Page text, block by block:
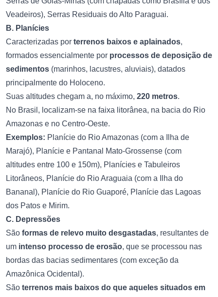
Veadeiros), Serras Residuais do Alto Paraguai.
B. Planícies
Caracterizadas por terrenos baixos e aplainados,
formados essencialmente por processos de deposição de
sedimentos (marinhos, lacustres, aluviais), datados
principalmente do Holoceno.
Suas altitudes chegam a, no máximo, 220 metros.
No Brasil, localizam-se na faixa litorânea, na bacia do Rio
Amazonas e no Centro-Oeste.
Exemplos: Planície do Rio Amazonas (com a Ilha de
Marajó), Planície e Pantanal Mato-Grossense (com
altitudes entre 100 e 150m), Planícies e Tabuleiros
Litorâneos, Planície do Rio Araguaia (com a Ilha do
Bananal), Planície do Rio Guaporé, Planície das Lagoas
dos Patos e Mirim.
C. Depressões
São formas de relevo muito desgastadas, resultantes de
um intenso processo de erosão, que se processou nas
bordas das bacias sedimentares (com exceção da
Amazônica Ocidental).
São terrenos mais baixos do que aqueles situados em